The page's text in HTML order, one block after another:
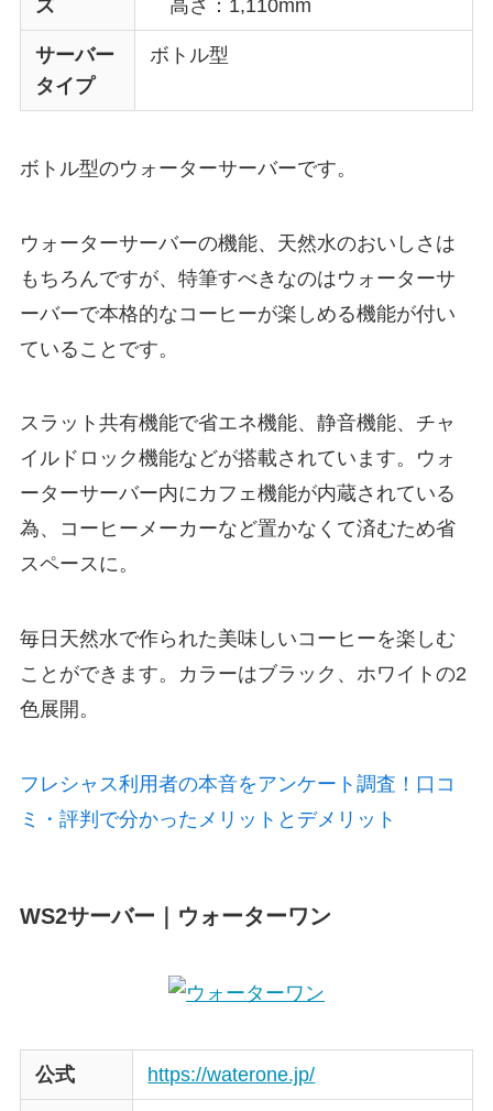
ズ
高さ：1,110mm
サーバー
タイプ
ボトル型
ボトル型のウォーターサーバーです。
ウォーターサーバーの機能、天然水のおいしさは
もちろんですが、特筆すべきなのはウォーターサ
ーバーで本格的なコーヒーが楽しめる機能が付い
ていることです。
スラット共有機能で省エネ機能、静音機能、チャ
イルドロック機能などが搭載されています。ウォ
ーターサーバー内にカフェ機能が内蔵されている
為、コーヒーメーカーなど置かなくて済むため省
スペースに。
毎日天然水で作られた美味しいコーヒーを楽しむ
ことができます。カラーはブラック、ホワイトの2
色展開。
フレシャス利用者の本音をアンケート調査！口コ
ミ・評判で分かったメリットとデメリット
WS2サーバー｜ウォーターワン
公式 https://waterone.jp/